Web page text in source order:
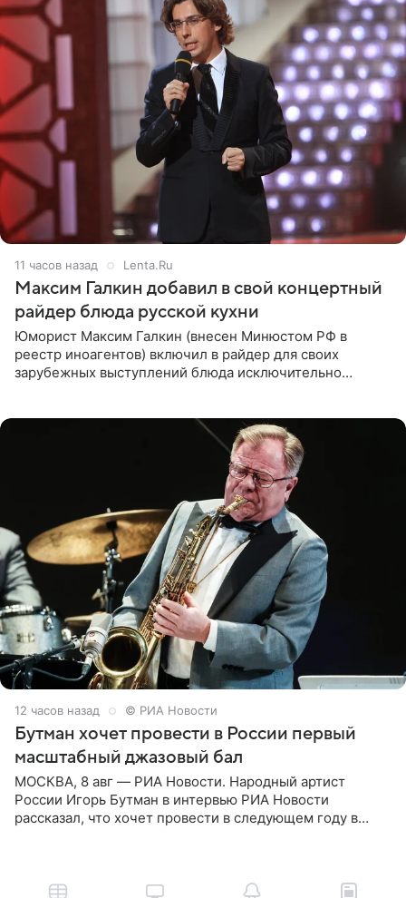
11 часов назад Lenta.Ru
Максим Галкин добавил в свой концертный
райдер блюда русской кухни
Юморист Максим Галкин (внесен Минюстом РФ в
реестр иноагентов) включил в райдер для своих
зарубежных выступлений блюда исключительно
12 часов назад © РИА Новости
Бутман хочет провести в России первый
масштабный джазовый бал
МОСКВА, 8 авг — РИА Новости. Народный артист
России Игорь Бутман в интервью РИА Новости
рассказал, что хочет провести в следующем году в